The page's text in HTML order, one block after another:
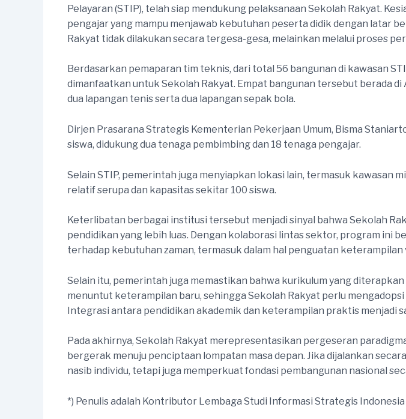
Pelayaran (STIP), telah siap mendukung pelaksanaan Sekolah Rakyat.
pengajar yang mampu menjawab kebutuhan peserta didik dengan latar
Rakyat tidak dilakukan secara tergesa-gesa, melainkan melalui proses
Berdasarkan pemaparan tim teknis, dari total 56 bangunan di kawasan
dimanfaatkan untuk Sekolah Rakyat. Empat bangunan tersebut berada di
dua lapangan tenis serta dua lapangan sepak bola.
Dirjen Prasarana Strategis Kementerian Pekerjaan Umum, Bisma
siswa, didukung dua tenaga pembimbing dan 18 tenaga pengajar.
Selain STIP, pemerintah juga menyiapkan lokasi lain, termasuk kawasan
relatif serupa dan kapasitas sekitar 100 siswa.
Keterlibatan berbagai institusi tersebut menjadi sinyal bahwa Sekolah
pendidikan yang lebih luas. Dengan kolaborasi lintas sektor, program
terhadap kebutuhan zaman, termasuk dalam hal penguatan keterampilan
Selain itu, pemerintah juga memastikan bahwa kurikulum yang
menuntut keterampilan baru, sehingga Sekolah Rakyat perlu
Integrasi antara pendidikan akademik dan keterampilan praktis menjadi
Pada akhirnya, Sekolah Rakyat merepresentasikan pergeseran
bergerak menuju penciptaan lompatan masa depan. Jika dijalankan
nasib individu, tetapi juga memperkuat fondasi pembangunan nasional
*) Penulis adalah Kontributor Lembaga Studi Informasi Strategis Indonesia